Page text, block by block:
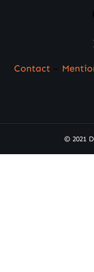
Contact
© 2021